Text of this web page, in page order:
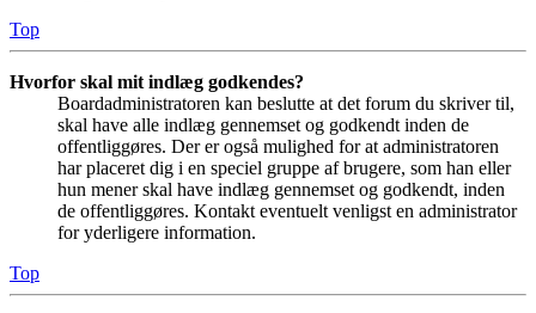
Top
Hvorfor skal mit indlæg godkendes?
Boardadministratoren kan beslutte at det forum du skriver til,
skal have alle indlæg gennemset og godkendt inden de
offentliggøres. Der er også mulighed for at administratoren
har placeret dig i en speciel gruppe af brugere, som han eller
hun mener skal have indlæg gennemset og godkendt, inden
de offentliggøres. Kontakt eventuelt venligst en administrator
for yderligere information.
Top